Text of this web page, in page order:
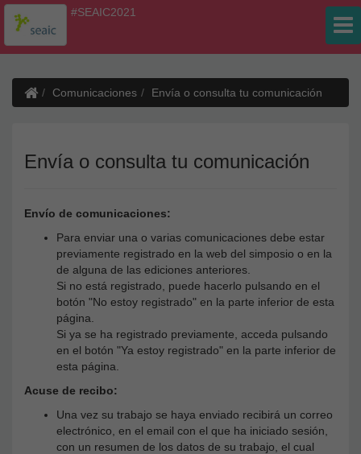
#SEAIC2021
Comunicaciones Envía o consulta tu comunicación
Envía o consulta tu comunicación
Envío de comunicaciones:
Para enviar una o varias comunicaciones debe estar
previamente registrado en la web del simposio o en la
de alguna de las ediciones anteriores.
Si no está registrado, puede hacerlo pulsando en el
botón "No estoy registrado" en la parte inferior de esta
página.
Si ya se ha registrado previamente, acceda pulsando
en el botón "Ya estoy registrado" en la parte inferior de
esta página.
Acuse de recibo:
Una vez su trabajo se haya enviado recibirá un correo
electrónico, en el email con el que ha iniciado sesión,
con un resumen de los datos de su trabajo, el cual